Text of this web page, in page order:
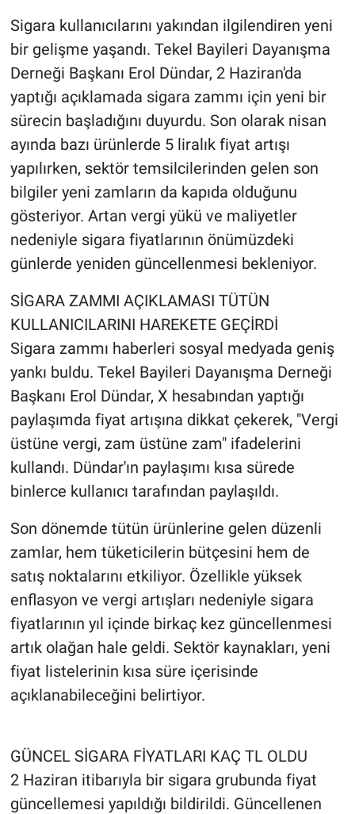
Sigara kullanıcılarını yakından ilgilendiren yeni
bir gelişme yaşandı. Tekel Bayileri Dayanışma
Derneği Başkanı Erol Dündar, 2 Haziran'da
yaptığı açıklamada sigara zammı için yeni bir
sürecin başladığını duyurdu. Son olarak nisan
ayında bazı ürünlerde 5 liralık fiyat artışı
yapılırken, sektör temsilcilerinden gelen son
bilgiler yeni zamların da kapıda olduğunu
gösteriyor. Artan vergi yükü ve maliyetler
nedeniyle sigara fiyatlarının önümüzdeki
günlerde yeniden güncellenmesi bekleniyor.
SİGARA ZAMMI AÇIKLAMASI TÜTÜN
KULLANICILARINI HAREKETE GEÇİRDİ
Sigara zammı haberleri sosyal medyada geniş
yankı buldu. Tekel Bayileri Dayanışma Derneği
Başkanı Erol Dündar, X hesabından yaptığı
paylaşımda fiyat artışına dikkat çekerek, "Vergi
üstüne vergi, zam üstüne zam" ifadelerini
kullandı. Dündar'ın paylaşımı kısa sürede
binlerce kullanıcı tarafından paylaşıldı.
Son dönemde tütün ürünlerine gelen düzenli
zamlar, hem tüketicilerin bütçesini hem de
satış noktalarını etkiliyor. Özellikle yüksek
enflasyon ve vergi artışları nedeniyle sigara
fiyatlarının yıl içinde birkaç kez güncellenmesi
artık olağan hale geldi. Sektör kaynakları, yeni
fiyat listelerinin kısa süre içerisinde
açıklanabileceğini belirtiyor.
GÜNCEL SİGARA FİYATLARI KAÇ TL OLDU
2 Haziran itibarıyla bir sigara grubunda fiyat
güncellemesi yapıldığı bildirildi. Güncellenen